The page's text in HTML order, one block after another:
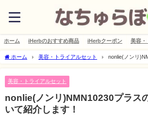
ホーム iHerbのおすすめ商品 iHerbクーポン 美容・
ホーム 美容・トライアルセット
nonlie(ノンリ
美容・トライアルセット
nonlie(ノンリ)NMN10230プラス
いて紹介します！